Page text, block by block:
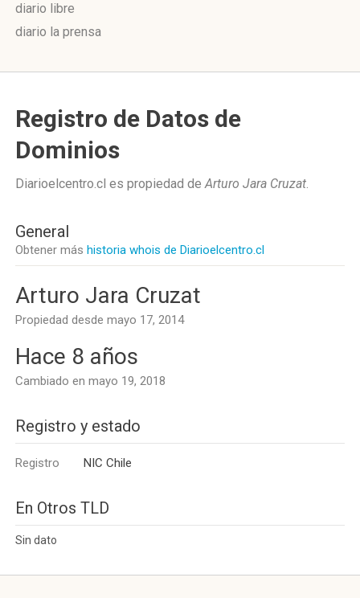
diario libre
diario la prensa
Registro de Datos de
Dominios
Diarioelcentro.cl es propiedad deArturo Jara Cruzat.
General
Obtener más historia whois de Diarioelcentro.cl
Arturo Jara Cruzat
Propiedad desde mayo 17, 2014
Hace 8 años
Cambiado en mayo 19, 2018
Registro y estado
Registro NIC Chile
En Otros TLD
Sin dato